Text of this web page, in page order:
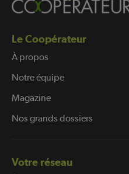
Le Coopérateur
À propos
Notre équipe
Magazine
Nos grands dossiers
Votre réseau